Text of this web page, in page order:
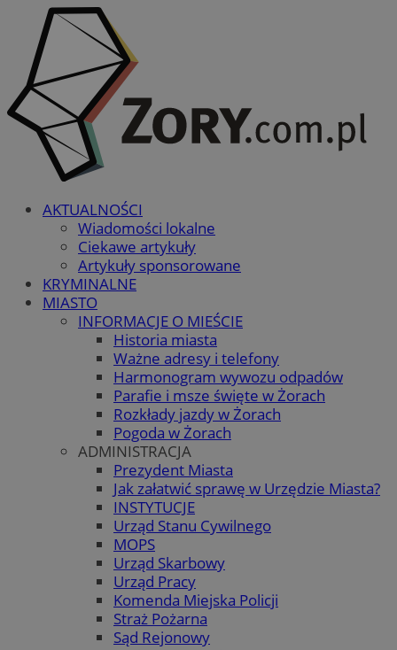
AKTUALNOŚCI
Wiadomości lokalne
Ciekawe artykuły
Artykuły sponsorowane
KRYMINALNE
MIASTO
INFORMACJE O MIEŚCIE
Historia miasta
Ważne adresy i telefony
Harmonogram wywozu odpadów
Parafie i msze święte w Żorach
Rozkłady jazdy w Żorach
Pogoda w Żorach
ADMINISTRACJA
Prezydent Miasta
Jak załatwić sprawę w Urzędzie Miasta?
INSTYTUCJE
Urząd Stanu Cywilnego
MOPS
Urząd Skarbowy
Urząd Pracy
Komenda Miejska Policji
Straż Pożarna
Sąd Rejonowy